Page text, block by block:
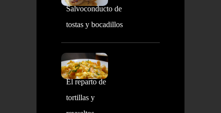
Salvoconducto de
tostas y bocadillos
El reparto de
tortillas y